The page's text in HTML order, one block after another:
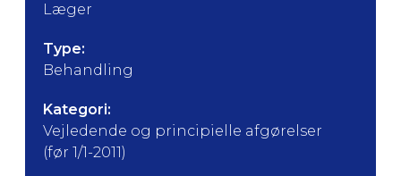
Læger
Type:
Behandling
Kategori:
Vejledende og principielle afgørelser
(før 1/1-2011)